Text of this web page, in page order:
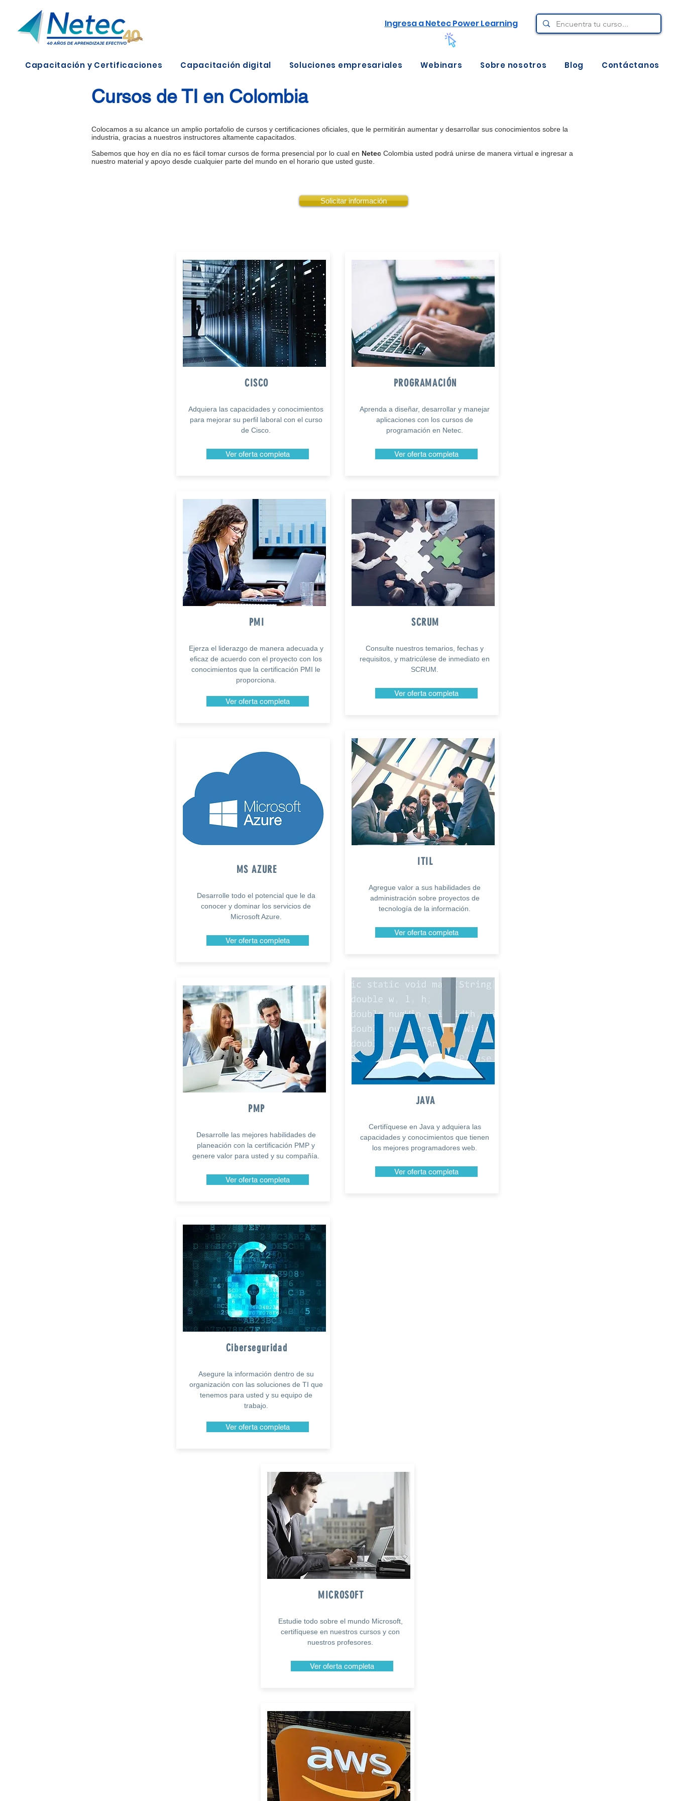
Ingresa a Netec Power Learning
Capacitación y Certificaciones Capacitación digital Soluciones empresariales Webinars Sobre nosotros Blog Contáctanos
Cursos de TI en Colombia
Colocamos a su alcance un amplio portafolio de cursos y certificaciones oficiales, que le permitirán aumentar y desarrollar sus conocimientos sobre la
industria, gracias a nuestros instructores altamente capacitados.
Sabemos que hoy en día no es fácil tomar cursos de forma presencial por lo cual en Netec Colombia usted podrá unirse de manera virtual e ingresar a
nuestro material y apoyo desde cualquier parte del mundo en el horario que usted guste.
Solicitar información
CISCO
Adquiera las capacidades y conocimientos
para mejorar su perfil laboral con el curso
de Cisco.
Ver oferta completa
PMI
Ejerza el liderazgo de manera adecuada y
eficaz de acuerdo con el proyecto con los
conocimientos que la certificación PMI le
proporciona.
Ver oferta completa
MS AZURE
Desarrolle todo el potencial que le da
conocer y dominar los servicios de
Microsoft Azure.
Ver oferta completa
PMP
Desarrolle las mejores habilidades de
planeación con la certificación PMP y
genere valor para usted y su compañía.
Ver oferta completa
Ciberseguridad
Asegure la información dentro de su
organización con las soluciones de TI que
tenemos para usted y su equipo de
trabajo.
Ver oferta completa
PROGRAMACIÓN
Aprenda a diseñar, desarrollar y manejar
aplicaciones con los cursos de
programación en Netec.
Ver oferta completa
SCRUM
Consulte nuestros temarios, fechas y
requisitos, y matricúlese de inmediato en
SCRUM.
Ver oferta completa
ITIL
Agregue valor a sus habilidades de
administración sobre proyectos de
tecnología de la información.
Ver oferta completa
JAVA
Certifíquese en Java y adquiera las
capacidades y conocimientos que tienen
los mejores programadores web.
Ver oferta completa
MICROSOFT
Estudie todo sobre el mundo Microsoft,
certifíquese en nuestros cursos y con
nuestros profesores.
Ver oferta completa